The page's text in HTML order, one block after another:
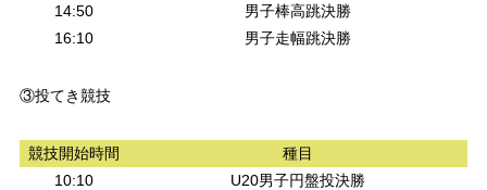
14:50
男子棒高跳決勝
16:10
男子走幅跳決勝
③投てき競技
競技開始時間
種目
10:10
U20男子円盤投決勝